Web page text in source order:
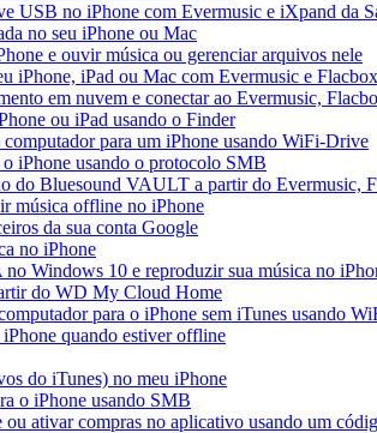
USB no iPhone com Evermusic e iXpand da
no seu iPhone ou Mac
e ouvir música ou gerenciar arquivos nele
iPhone, iPad ou Mac com Evermusic e Flacbox
em nuvem e conectar ao Evermusic,
ou iPad usando o Finder
para um iPhone usando WiFi-Drive
iPhone usando o protocolo SMB
do Bluesound VAULT a partir do Evermusic,
música offline no iPhone
da sua conta Google
no iPhone
Windows 10 e reproduzir sua música no
do WD My Cloud Home
para o iPhone sem iTunes usando
quando estiver offline
do iTunes) no meu iPhone
o iPhone usando SMB
ativar compras no aplicativo usando um